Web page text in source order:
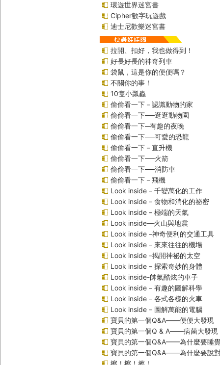
環遊世界迷宮書
Cipher數字玩遊戲
迪士尼歡樂迷宮書
拉開、扣好，我也做得到！
好長好長的神奇列車
袋鼠，這是你的便便嗎？
不關你的事！
10隻小瓢蟲
偷偷看一下－認識動物的家
偷偷看一下──逛逛動物園
偷偷看一下─有趣的夜晚
偷偷看一下──可愛的恐龍
偷偷看一下－直升機
偷偷看一下──火箭
偷偷看一下──消防車
偷偷看一下－飛機
Look inside – 千變萬化的工作
Look inside – 食物和消化的祕密
Look inside – 極端的天氣
Look inside—火山與地震
Look inside –神奇便利的交通工具
Look inside – 來來往往的機場
Look inside –揭開神祕的太空
Look inside – 探索奇妙的身體
Look inside-帥氣酷炫的車子
Look inside – 有趣的圖解科學
Look inside – 各式各樣的火車
Look inside – 圖解萬能的電腦
寶貝的第一個Q&A――便便大發現
寶貝的第一個Q & A――病菌大發現
寶貝的第一個Q&A——為什麼要睡
寶貝的第一個Q&A――為什麼要說
擦！擦！擦！